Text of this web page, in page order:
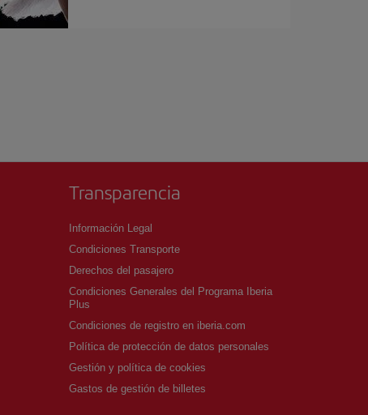
Transparencia
Información Legal
Condiciones Transporte
Derechos del pasajero
Condiciones Generales del Programa Iberia
Plus
Condiciones de registro en iberia.com
Política de protección de datos personales
Gestión y política de cookies
Gastos de gestión de billetes